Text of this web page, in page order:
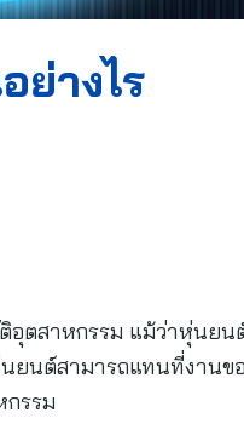
ย่างไร
ตสาหกรรม แม้ว่าหุ่นยน
ยนต์สามารถแทนที่งานข
รรม